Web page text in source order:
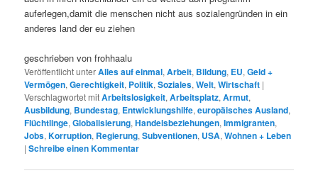
auferlegen,damit die menschen nicht aus sozialengründen in ein
anderes land der eu ziehen
geschrieben von frohhaalu
Veröffentlicht unterAlles auf einmal,Arbeit, Bildung, EU,Geld +
Vermögen,Gerechtigkeit, Politik,Soziales,Welt,Wirtschaft |
Verschlagwortet mitArbeitslosigkeit,Arbeitsplatz,Armut,
Ausbildung, Bundestag, Entwicklungshilfe,europäisches Ausland,
Flüchtlinge,Globalisierung,Handelsbeziehungen,Immigranten,
Jobs,Korruption, Regierung,Subventionen, USA,Wohnen + Leben
|Schreibe einen Kommentar